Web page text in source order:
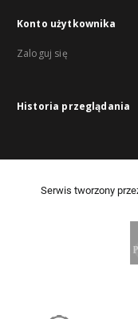
Konto użytkownika
Zaloguj się
Historia przeglądania
Serwis tworzony